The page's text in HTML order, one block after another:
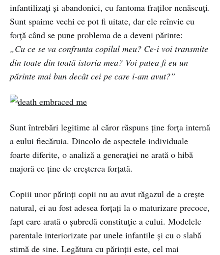
infantilizați şi abandonici, cu fantoma fraților nenăscuți.
Sunt spaime vechi ce pot fi uitate, dar ele reînvie cu
forță când se pune problema de a deveni părinte:
„Cu ce se va confrunta copilul meu? Ce-i voi transmite
din toate din toată istoria mea? Voi putea fi eu un
părinte mai bun decât cei pe care i-am avut?”
Sunt întrebări legitime al căror răspuns ține forța internă
a eului fiecăruia. Dincolo de aspectele individuale
foarte diferite, o analiză a generației ne arată o hibă
majoră ce ține de creșterea forțată.
Copiii unor părinți copii nu au avut răgazul de a crește
natural, ei au fost adesea forțați la o maturizare precoce,
fapt care arată o șubredă constituție a eului. Modelele
parentale interiorizate par unele infantile și cu o slabă
stimă de sine. Legătura cu părinții este, cel mai